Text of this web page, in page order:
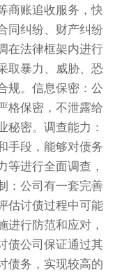
商账追收服务，快
同纠纷、财产纠纷
在法律框架内进行
取暴力、威胁、恐
规。信息保密：公
格保密，不泄露给
秘密。调查能力：
手段，能够对债务
等进行全面调查，
：公司有一套完善
估讨债过程中可能
进行防范和应对，
债公司保证通过其
债务，实现较高的